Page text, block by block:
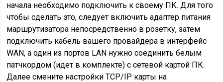
начала необходимо подключить к своему ПК. Для того
чтобы сделать это, следует включить адаптер питания
маршрутизатора непосредственно в розетку, затем
подключить кабель вашего провайдера в интерфейс
WAN, а один из портов LAN нужно соединить белым
патчкордом (идет в комплекте) с сетевой картой ПК.
Далее смените настройки TCP/IР карты на